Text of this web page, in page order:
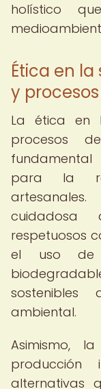
holístico
Ética en
y
La ética en
procesos
fundamental
para la
cuidadosa
respetuosos
el uso de
ambiental.
Asimismo,
alternativas